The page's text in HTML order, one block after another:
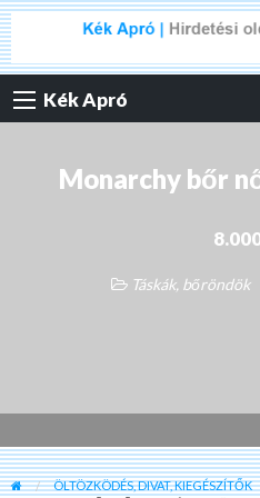
Kék Apró
Monarchy bőr
Táskák, bőröndök
ÖLTÖZKÖDÉS, DIVAT, KIEGÉSZÍTŐK